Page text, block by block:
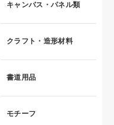
キャンバス・パネル類
クラフト・造形材料
書道用品
モチーフ